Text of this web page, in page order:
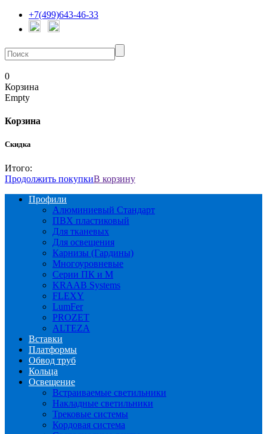
+7(499)643-46-33
0
Корзина
Empty
Корзина
Скидка
Итого:
Продолжить покупкиВ корзину
Профили
Алюминиевый Стандарт
ПВХ пластиковый
Для тканевых
Для освещения
Карнизы (Гардины)
Многоуровневые
Серии ПК и М
KRAAB Systems
FLEXY
LumFer
PROZET
ALTEZA
Вставки
Платформы
Обвод труб
Кольца
Освещение
Встраиваемые светильники
Накладные светильники
Трековые системы
Кордовая система